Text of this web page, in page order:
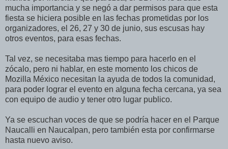
mucha importancia y se negó a dar permisos para que esta
fiesta se hiciera posible en las fechas prometidas por los
organizadores, el 26, 27 y 30 de junio, sus escusas hay
otros eventos, para esas fechas.
Tal vez, se necesitaba mas tiempo para hacerlo en el
zócalo, pero ni hablar, en este momento los chicos de
Mozilla México necesitan la ayuda de todos la comunidad,
para poder lograr el evento en alguna fecha cercana, ya sea
con equipo de audio y tener otro lugar publico.
Ya se escuchan voces de que se podría hacer en el Parque
Naucalli en Naucalpan, pero también esta por confirmarse
hasta nuevo aviso.